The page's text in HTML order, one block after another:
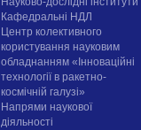
Кафедральні НДЛ
Центр колективного
користування науковим
обладнанням «Інноваційні
технології в ракетно-
космічній галузі»
Напрями наукової
діяльності